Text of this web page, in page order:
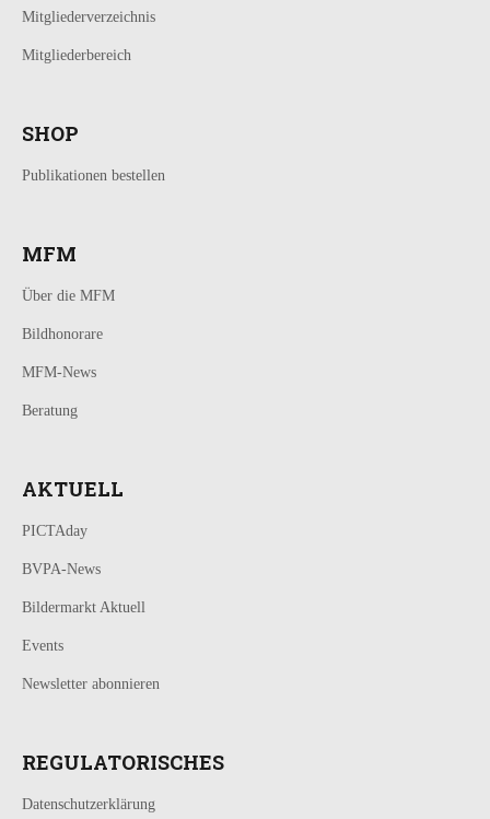
Mitgliederverzeichnis
Mitgliederbereich
SHOP
Publikationen bestellen
MFM
Über die MFM
Bildhonorare
MFM-News
Beratung
AKTUELL
PICTAday
BVPA-News
Bildermarkt Aktuell
Events
Newsletter abonnieren
REGULATORISCHES
Datenschutzerklärung